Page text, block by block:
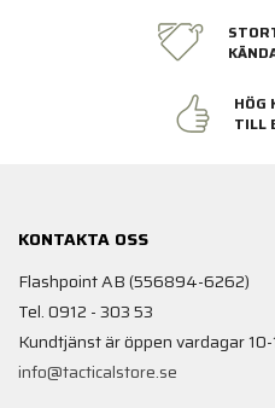
HÖG
TILL
KONTAKTA OSS
Flashpoint AB (556894-6262)
Tel. 0912 - 303 53
Kundtjänst är öppen vardagar
info@tacticalstore.se